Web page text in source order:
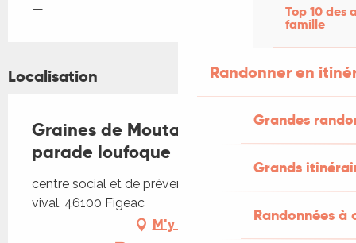
Top 10 des
famille
Randonner en
Grandes
Grands
Randonnées
—
Localisation
Graines de Moutards à Figeac : la
parade loufoque
centre social et de prévention, centre social, place
vival, 46100 Figeac
M'y rendre